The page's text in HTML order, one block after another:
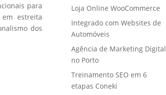
para
estreita
dos
Loja Online WooCommerce
Integrado com Websites de
Automóveis
Agência de Marketing Digital
no Porto
Treinamento SEO em 6
etapas Coneki